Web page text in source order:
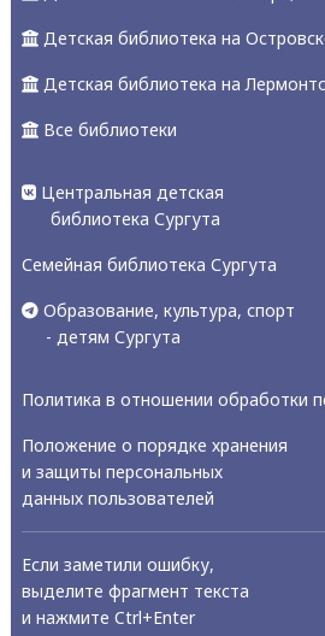
Детская библиотека на
Детская библиотека на
Все библиотеки
Центральная детская
библиотека Сургута
Семейная библиотека Сургута
Образование, культура, спорт
- детям Сургута
Политика в отношении обработки
Положение о порядке хранения
и защиты персональных
данных пользователей
Если заметили ошибку,
выделите фрагмент текста
и нажмите Ctrl+Enter